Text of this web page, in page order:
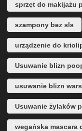
sprzęt do makijażu
szampony bez sls
urządzenie do
Usuwanie blizn
usuwanie blizn
Usuwanie żylaków
wegańska mascara